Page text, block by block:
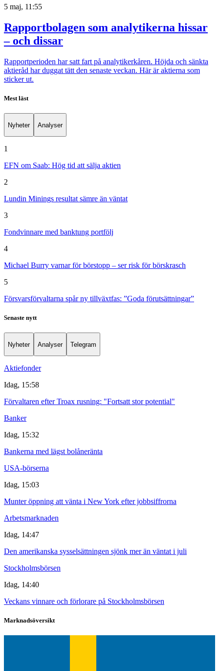
5 maj, 11:55
Rapportbolagen som analytikerna hissar
– och dissar
Rapportperioden har satt fart på analytikerkåren. Höjda och sänkta
aktieråd har duggat tätt den senaste veckan. Här är aktierna som
sticker ut.
Mest läst
Nyheter Analyser
1
EFN om Saab: Hög tid att sälja aktien
2
Lundin Minings resultat sämre än väntat
3
Fondvinnare med banktung portfölj
4
Michael Burry varnar för börstopp – ser risk för börskrasch
5
Försvarsförvaltarna spår ny tillväxtfas: ”Goda förutsättningar”
Senaste nytt
Nyheter Analyser Telegram
Aktiefonder
Idag, 15:58
Förvaltaren efter Troax rusning: "Fortsatt stor potential"
Banker
Idag, 15:32
Bankerna med lägst bolåneränta
USA-börserna
Idag, 15:03
Munter öppning att vänta i New York efter jobbsiffrorna
Arbetsmarknaden
Idag, 14:47
Den amerikanska sysselsättningen sjönk mer än väntat i juli
Stockholmsbörsen
Idag, 14:40
Veckans vinnare och förlorare på Stockholmsbörsen
Marknadsöversikt